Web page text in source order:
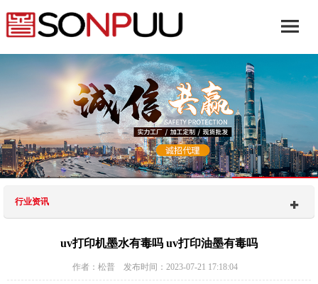
行业资讯
uv打印机墨水有毒吗 uv打印油墨有毒吗
作者：松普 发布时间：2023-07-21 17:18:04